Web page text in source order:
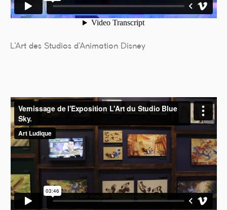
L’Art des Studios d’Animation Disney